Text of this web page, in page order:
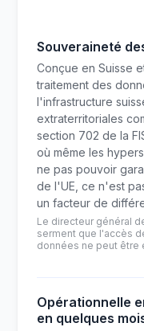
Souveraineté
Conçue en Suisse
traitement des
l'infrastructure
extraterritoriales
section 702 de la
où même les
ne pas pouvoir
de l'UE, ce n'est
un facteur de
Le directeur général
serment que l'accès
données ne peut être
Opérationnelle
en quelques